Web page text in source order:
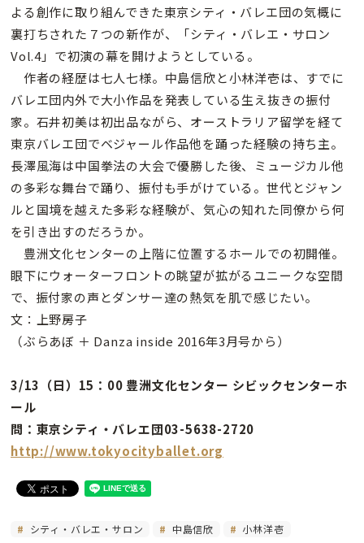
よる創作に取り組んできた東京シティ・バレエ団の気概に
裏打ちされた７つの新作が、「シティ・バレエ・サロン
Vol.4」で初演の幕を開けようとしている。
作者の経歴は七人七様。中島信欣と小林洋壱は、すでに
バレエ団内外で大小作品を発表している生え抜きの振付
家。石井初美は初出品ながら、オーストラリア留学を経て
東京バレエ団でベジャール作品他を踊った経験の持ち主。
長澤風海は中国拳法の大会で優勝した後、ミュージカル他
の多彩な舞台で踊り、振付も手がけている。世代とジャン
ルと国境を越えた多彩な経験が、気心の知れた同僚から何
を引き出すのだろうか。
豊洲文化センターの上階に位置するホールでの初開催。
眼下にウォーターフロントの眺望が拡がるユニークな空間
で、振付家の声とダンサー達の熱気を肌で感じたい。
文：上野房子
（ぶらあぼ ＋ Danza inside 2016年3月号から）
3/13（日）15：00 豊洲文化センター シビックセンターホ
ール
問：東京シティ・バレエ団03-5638-2720
http://www.tokyocityballet.org
シティ・バレエ・サロン 中島信欣
小林洋壱